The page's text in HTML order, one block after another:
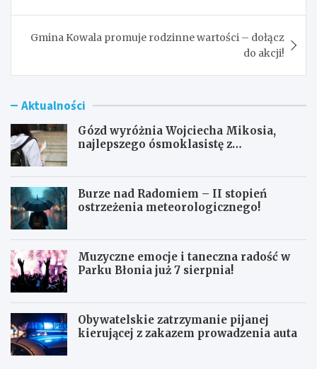
Gmina Kowala promuje rodzinne wartości – dołącz
do akcji!
Aktualności
Gózd wyróżnia Wojciecha Mikosia,
najlepszego ósmoklasistę z
Burze nad Radomiem – II stopień
ostrzeżenia meteorologicznego!
Muzyczne emocje i taneczna radość w
Parku Błonia już 7 sierpnia!
Obywatelskie zatrzymanie pijanej
kierującej z zakazem prowadzenia auta
G
B